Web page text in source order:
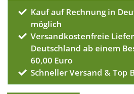
Kauf auf Rechnung in
möglich
Versandkostenfreie
Deutschland ab einem
60,00 Euro
Schneller Versand & Top